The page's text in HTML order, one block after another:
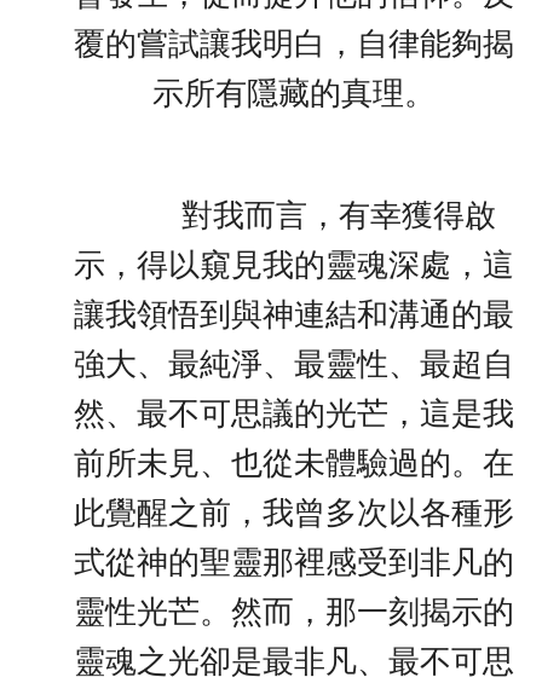
覆的嘗試讓我明白，自律能夠揭
示所有隱藏的真理。
對我而言，有幸獲得啟
示，得以窺見我的靈魂深處，這
讓我領悟到與神連結和溝通的最
強大、最純淨、最靈性、最超自
然、最不可思議的光芒，這是我
前所未見、也從未體驗過的。在
此覺醒之前，我曾多次以各種形
式從神的聖靈那裡感受到非凡的
靈性光芒。然而，那一刻揭示的
靈魂之光卻是最非凡、最不可思